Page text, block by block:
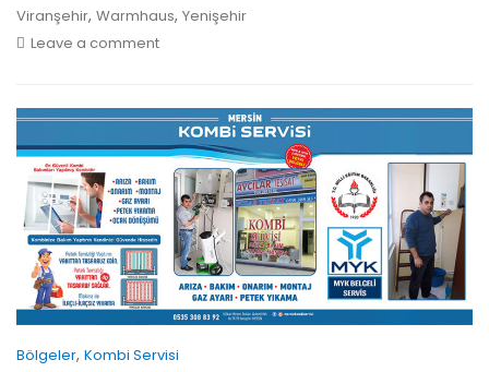
Viranşehir, Warmhaus, Yenişehir
Leave a comment
Bölgeler, Kombi Servisi